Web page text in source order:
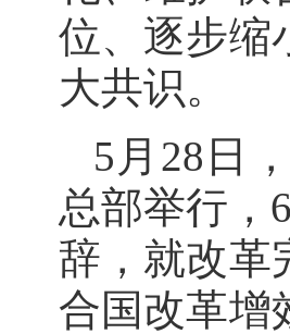
位、逐步缩
大共识。
5月28日
总部举行，
辞，就改革
合国改革增